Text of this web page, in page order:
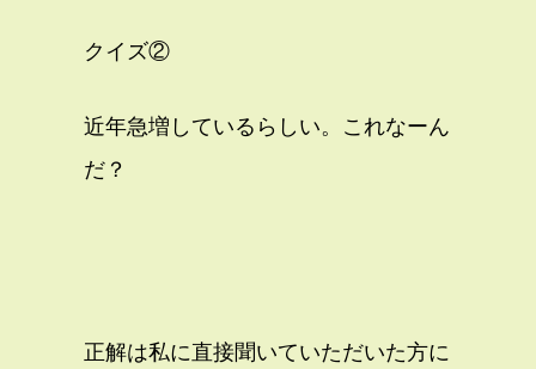
クイズ②
近年急増しているらしい。これなーん
だ？
正解は私に直接聞いていただいた方に